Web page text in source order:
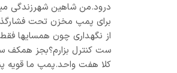
درود.من شاهین شهرزندگی
برای پمپ مخزن تحت
از نگهداری چون همسایها
ست کنترل بزارم؟بجز
کلا هفت واحد.پمپ ما قویه